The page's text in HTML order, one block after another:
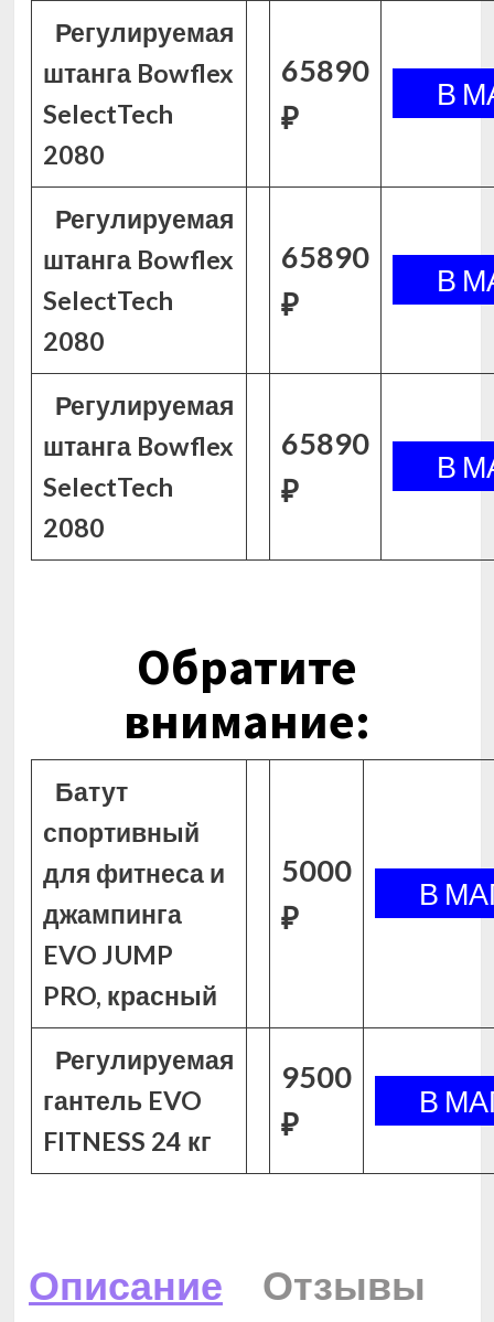
Регулируемая
штанга Bowflex
SelectTech
2080
65890
₽
Регулируемая
штанга Bowflex
SelectTech
2080
65890
₽
Регулируемая
штанга Bowflex
SelectTech
2080
65890
₽
Обратите
внимание:
Батут
спортивный
для фитнеса и
джампинга
EVO JUMP
PRO, красный
5000
₽
Регулируемая
гантель EVO
FITNESS 24 кг
9500
₽
Описание
Отзывы